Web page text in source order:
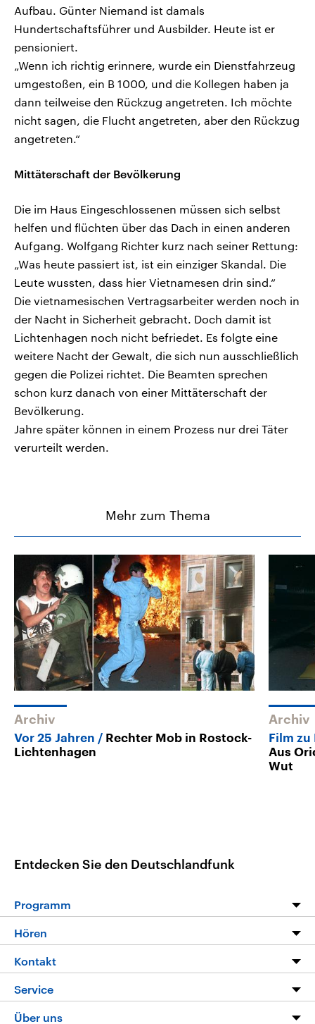
Aufbau. Günter Niemand ist damals
Hundertschaftsführer und Ausbilder. Heute ist er
pensioniert.
„Wenn ich richtig erinnere, wurde ein Dienstfahrzeug
umgestoßen, ein B 1000, und die Kollegen haben ja
dann teilweise den Rückzug angetreten. Ich möchte
nicht sagen, die Flucht angetreten, aber den Rückzug
angetreten.“
Mittäterschaft der Bevölkerung
Die im Haus Eingeschlossenen müssen sich selbst
helfen und flüchten über das Dach in einen anderen
Aufgang. Wolfgang Richter kurz nach seiner Rettung:
„Was heute passiert ist, ist ein einziger Skandal. Die
Leute wussten, dass hier Vietnamesen drin sind.“
Die vietnamesischen Vertragsarbeiter werden noch in
der Nacht in Sicherheit gebracht. Doch damit ist
Lichtenhagen noch nicht befriedet. Es folgte eine
weitere Nacht der Gewalt, die sich nun ausschließlich
gegen die Polizei richtet. Die Beamten sprechen
schon kurz danach von einer Mittäterschaft der
Bevölkerung.
Jahre später können in einem Prozess nur drei Täter
verurteilt werden.
Mehr zum Thema
Archiv
Vor 25 Jahren
Rechter Mob in Rostock-
Lichtenhagen
Archiv
Film
Aus
Wut
Entdecken Sie den Deutschlandfunk
Programm
Programm
Die Nachrichten
Nachrichtenleicht
Neue Beiträge auf dlf.de
Hören
Livestream
Podcasts
Kontakt
Hörerservice
Service
FAQ
Über uns